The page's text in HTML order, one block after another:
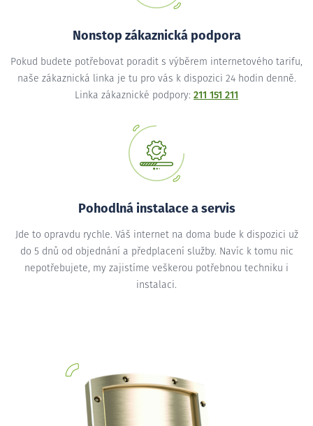
Nonstop zákaznická podpora
Pokud budete potřebovat poradit s výběrem internetového tarifu,
naše zákaznická linka je tu pro vás k dispozici 24 hodin denně.
Linka zákaznické podpory: 211 151 211
Pohodlná instalace a servis
Jde to opravdu rychle. Váš internet na doma bude k dispozici už
do 5 dnů od objednání a předplacení služby. Navíc k tomu nic
nepotřebujete, my zajistíme veškerou potřebnou techniku i
instalaci.